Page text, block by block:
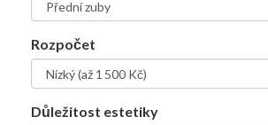
Rozpočet
Důležitost estetiky